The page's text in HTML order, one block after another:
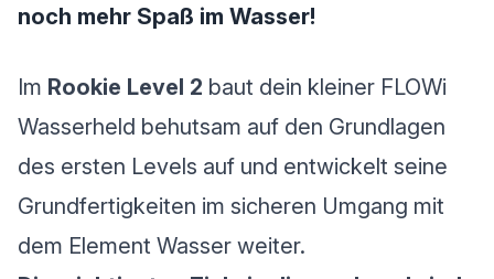
noch mehr Spaß im Wasser!
Im Rookie Level 2 baut dein kleiner FLOWi
Wasserheld behutsam auf den Grundlagen
des ersten Levels auf und entwickelt seine
Grundfertigkeiten im sicheren Umgang mit
dem Element Wasser weiter.